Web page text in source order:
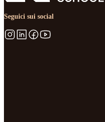
Seguici sui social